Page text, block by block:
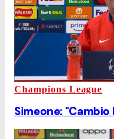
Champions League
Simeone: